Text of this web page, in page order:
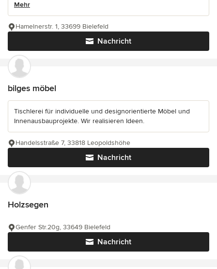
Mehr
Nachricht
Hamelnerstr. 1, 33699 Bielefeld
bilges möbel
Tischlerei für individuelle und designorientierte Möbel und
Innenausbauprojekte. Wir realisieren Ideen.
Nachricht
Handelsstraße 7, 33818 Leopoldshöhe
Holzsegen
Nachricht
Genfer Str.20g, 33649 Bielefeld